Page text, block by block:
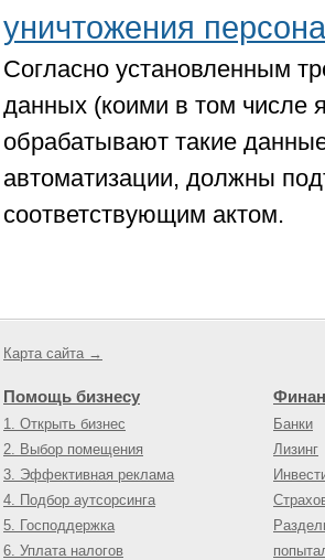
уничтожения
Согласно установленным
данных (коими в том числе
обрабатывают такие
автоматизации, должны
соответствующим актом.
Карта сайта →
Помощь бизнесу
1. Открыть бизнес
2. Выбор помещения
3. Эффективная реклама
4. Подбор аутсорсинга
5. Господдержка
6. Уплата налогов
Банки
Лизинг